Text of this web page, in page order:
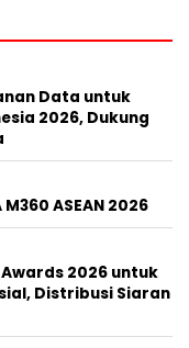
Data untuk
2026, Dukung
ASEAN 2026
2026 untuk
Distribusi Siaran